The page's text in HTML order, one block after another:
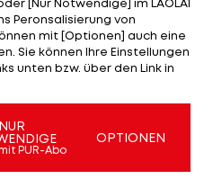
in der laufenden
acht Treffer.
Danny Galm eine
der Jahrestabelle 2026
eins.
Peronsalisierung von
mit [Optionen] auch eine
Sie können Ihre Einstellungen
unten bzw. über den Link in
NUR
PUR-Abo
OPTIONEN